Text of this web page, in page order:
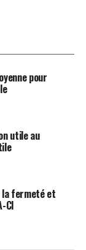
pour
utile au
la fermeté et
CI